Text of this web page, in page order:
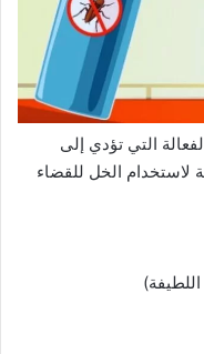
التي تؤدي إلى
لاستخدام الخل للقضاء